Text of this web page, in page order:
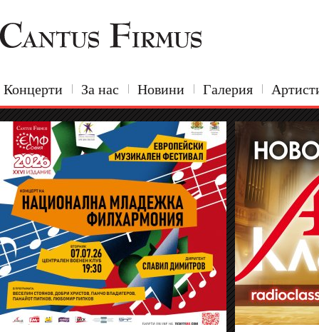
Концерти За нас Новини Галерия